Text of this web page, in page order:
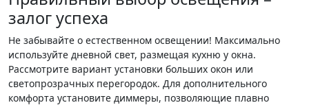
залог успеха
Не забывайте о естественном освещении! Максимально
используйте дневной свет, размещая кухню у окна.
Рассмотрите вариант установки больших окон или
светопрозрачных перегородок. Для дополнительного
комфорта установите диммеры, позволяющие плавно